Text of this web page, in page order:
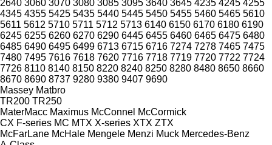
2640 3060 3070 3080 3085 3095 3640 3645 4235 4245 4255
4345 4355 5425 5435 5440 5445 5450 5455 5460 5465 5610
5611 5612 5710 5711 5712 5713 6140 6150 6170 6180 6190
6245 6255 6260 6270 6290 6445 6455 6460 6465 6475 6480
6485 6490 6495 6499 6713 6715 6716 7274 7278 7465 7475
7480 7495 7616 7618 7620 7716 7718 7719 7720 7722 7724
7726 8110 8140 8150 8220 8240 8250 8280 8480 8650 8660
8670 8690 8737 9280 9380 9407 9690
Massey Matbro
TR200 TR250
MaterMacc Maximus McConnel McCormick
CX F-series MC MTX X-series XTX ZTX
McFarLane McHale Mengele Menzi Muck Mercedes-Benz